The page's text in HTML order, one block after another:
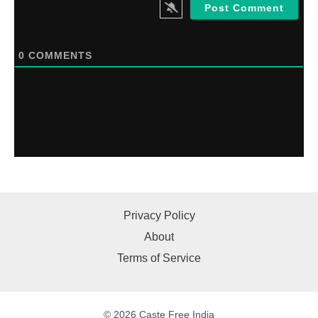
0 COMMENTS
Privacy Policy
About
Terms of Service
© 2026 Caste Free India